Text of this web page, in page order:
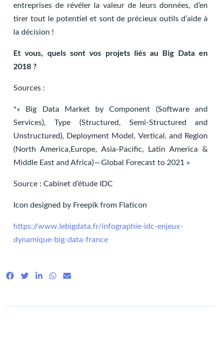
entreprises de révéler la valeur de leurs données, d’en
tirer tout le potentiel et sont de précieux outils d’aide à
la décision !
Et vous, quels sont vos projets liés au Big Data en
2018 ?
Sources :
*« Big Data Market by Component (Software and
Services), Type (Structured, Semi-Structured and
Unstructured), Deployment Model, Vertical, and Region
(North America,Europe, Asia-Pacific, Latin America &
Middle East and Africa) — Global Forecast to 2021 »
Source : Cabinet d’étude IDC
Icon designed by Freepik from Flaticon
https://www.lebigdata.fr/infographie-idc-enjeux-
dynamique-big-data-france